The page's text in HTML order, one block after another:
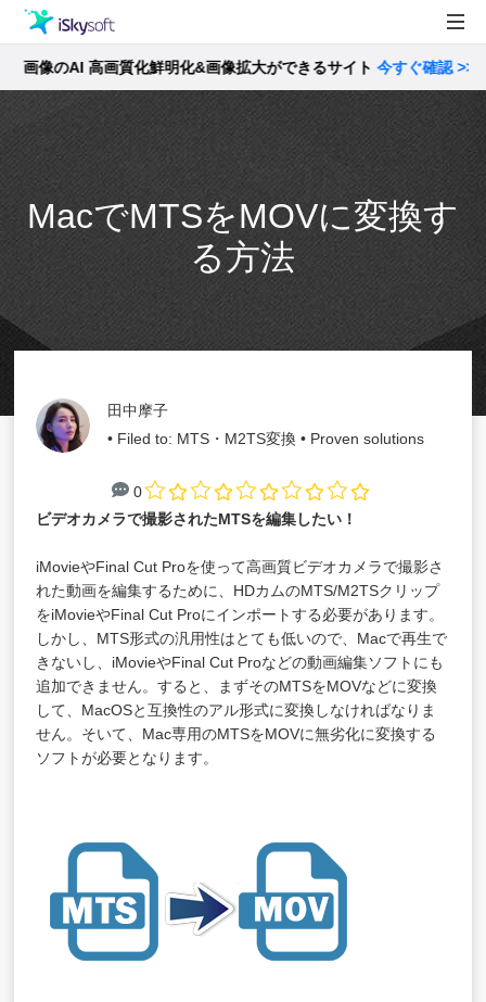
製品
Utility
製品活用事例
ストア
サポート
像のAI 高画質化鮮明化&画像拡大ができるサイト今すぐ確認 >>
MacでMTSをMOVに変換す
る方法
田中摩子
• Filed to: MTS・M2TS変換 • Proven solutions
0
ビデオカメラで撮影されたMTSを編集したい！
iMovieやFinal Cut Proを使って高画質ビデオカメラで撮影さ
れた動画を編集するために、HDカムのMTS/M2TSクリップ
をiMovieやFinal Cut Proにインポートする必要があります。
しかし、MTS形式の汎用性はとても低いので、Macで再生で
きないし、iMovieやFinal Cut Proなどの動画編集ソフトにも
追加できません。すると、まずそのMTSをMOVなどに変換
して、MacOSと互換性のアル形式に変換しなければなりま
せん。そいて、Mac専用のMTSをMOVに無劣化に変換する
ソフトが必要となります。